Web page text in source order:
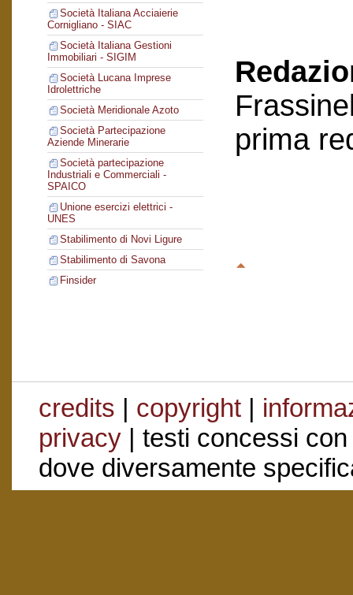
Società Italiana Acciaierie
Cornigliano - SIAC
Società Italiana Gestioni
Immobiliari - SIGIM
Società Lucana Imprese
Idrolettriche
Società Meridionale Azoto
Società Partecipazione
Aziende Minerarie
Società partecipazione
Industriali e Commerciali -
SPAICO
Unione esercizi elettrici -
UNES
Stabilimento di Novi Ligure
Stabilimento di Savona
Finsider
prima
credits | copyright|
privacy| testi concessi
dove diversamente